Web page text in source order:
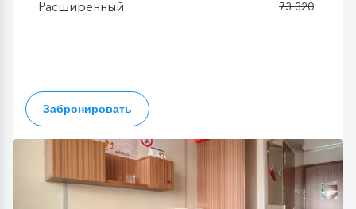
Расширенный
73 320
Забронировать